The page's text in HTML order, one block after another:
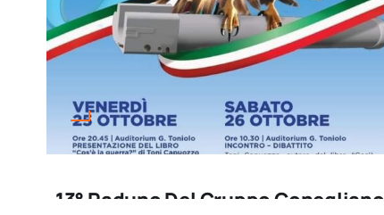
13° Raduno Del Gruppo Conegliano